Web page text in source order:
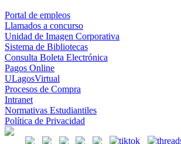
Portal de empleos
Llamados a concurso
Unidad de Imagen Corporativa
Sistema de Bibliotecas
Consulta Boleta Electrónica
Pagos Online
ULagosVirtual
Procesos de Compra
Intranet
Normativas Estudiantiles
Política de Privacidad